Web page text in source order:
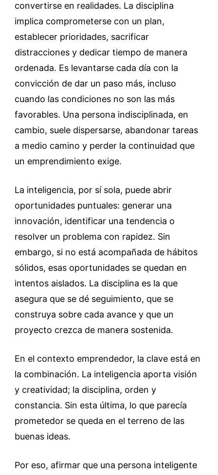
convertirse en realidades. La disciplina
implica comprometerse con un plan,
establecer prioridades, sacrificar
distracciones y dedicar tiempo de manera
ordenada. Es levantarse cada día con la
convicción de dar un paso más, incluso
cuando las condiciones no son las más
favorables. Una persona indisciplinada, en
cambio, suele dispersarse, abandonar tareas
a medio camino y perder la continuidad que
un emprendimiento exige.
La inteligencia, por sí sola, puede abrir
oportunidades puntuales: generar una
innovación, identificar una tendencia o
resolver un problema con rapidez. Sin
embargo, si no está acompañada de hábitos
sólidos, esas oportunidades se quedan en
intentos aislados. La disciplina es la que
asegura que se dé seguimiento, que se
construya sobre cada avance y que un
proyecto crezca de manera sostenida.
En el contexto emprendedor, la clave está en
la combinación. La inteligencia aporta visión
y creatividad; la disciplina, orden y
constancia. Sin esta última, lo que parecía
prometedor se queda en el terreno de las
buenas ideas.
Por eso, afirmar que una persona inteligente